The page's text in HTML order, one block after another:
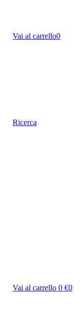
Vai al carrello0
Ricerca
Vai al carrello 0 €0